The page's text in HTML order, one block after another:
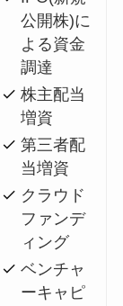
公開株)に
よる資金
調達
株主配当
増資
第三者配
当増資
クラウド
ファンデ
ィング
ベンチャ
ーキャピ